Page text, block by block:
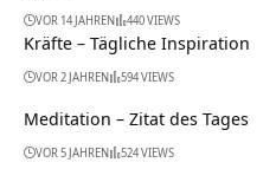
VOR 14 JAHREN 440 VIEWS
Kräfte – Tägliche Inspiration
VOR 2 JAHREN 594 VIEWS
Meditation – Zitat des Tages
VOR 5 JAHREN 524 VIEWS